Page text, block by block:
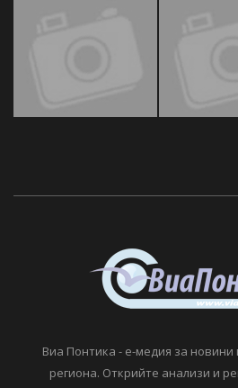
Виа Понтика - е-медия за новини
региона. Открийте анализи и